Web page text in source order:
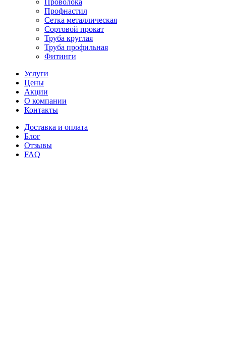
Проволока
Профнастил
Сетка металлическая
Сортовой прокат
Труба круглая
Труба профильная
Фитинги
Услуги
Цены
Акции
О компании
Контакты
Доставка и оплата
Блог
Отзывы
FAQ